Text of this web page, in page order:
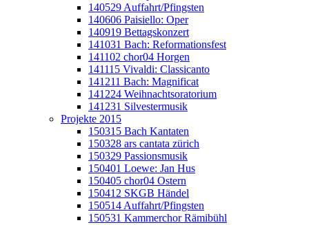
140529 Auffahrt/Pfingsten
140606 Paisiello: Oper
140919 Bettagskonzert
141031 Bach: Reformationsfest
141102 chor04 Horgen
141115 Vivaldi: Classicanto
141211 Bach: Magnificat
141224 Weihnachtsoratorium
141231 Silvestermusik
Projekte 2015
150315 Bach Kantaten
150328 ars cantata zürich
150329 Passionsmusik
150401 Loewe: Jan Hus
150405 chor04 Ostern
150412 SKGB Händel
150514 Auffahrt/Pfingsten
150531 Kammerchor Rämibühl